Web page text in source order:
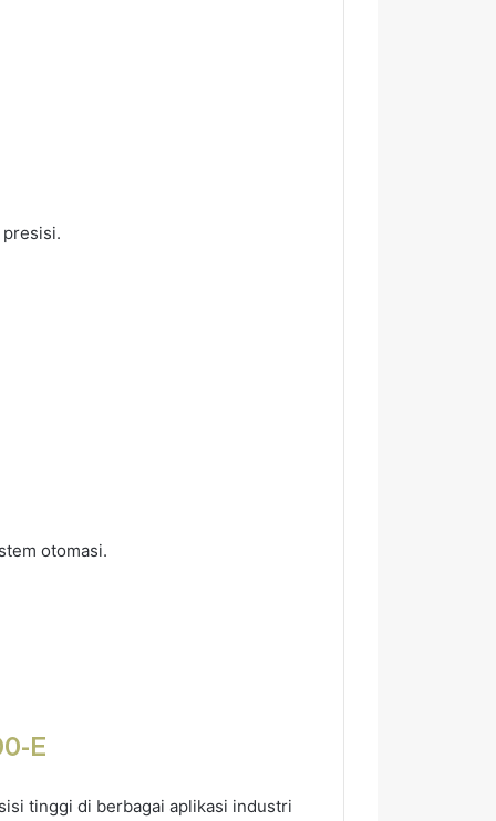
presisi.
otomasi.
E
tinggi di berbagai aplikasi industri